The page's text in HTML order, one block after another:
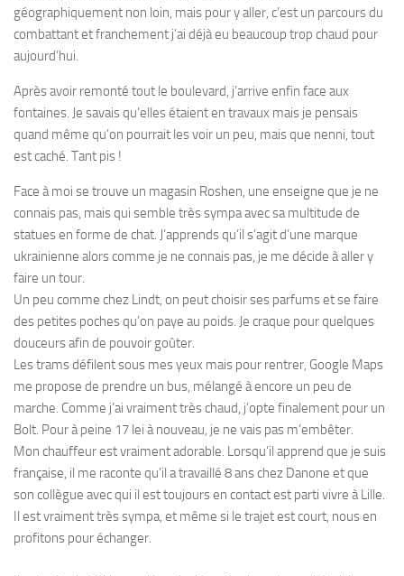
géographiquement non loin, mais pour y aller, c’est un parcours du
combattant et franchement j’ai déjà eu beaucoup trop chaud pour
aujourd’hui.
Après avoir remonté tout le boulevard, j’arrive enfin face aux
fontaines. Je savais qu’elles étaient en travaux mais je pensais
quand même qu’on pourrait les voir un peu, mais que nenni, tout
est caché. Tant pis !
Face à moi se trouve un magasin Roshen, une enseigne que je ne
connais pas, mais qui semble très sympa avec sa multitude de
statues en forme de chat. J’apprends qu’il s’agit d’une marque
ukrainienne alors comme je ne connais pas, je me décide à aller y
faire un tour.
Un peu comme chez Lindt, on peut choisir ses parfums et se faire
des petites poches qu’on paye au poids. Je craque pour quelques
douceurs afin de pouvoir goûter.
Les trams défilent sous mes yeux mais pour rentrer, Google Maps
me propose de prendre un bus, mélangé à encore un peu de
marche. Comme j’ai vraiment très chaud, j’opte finalement pour un
Bolt. Pour à peine 17 lei à nouveau, je ne vais pas m’embêter.
Mon chauffeur est vraiment adorable. Lorsqu’il apprend que je suis
française, il me raconte qu’il a travaillé 8 ans chez Danone et que
son collègue avec qui il est toujours en contact est parti vivre à Lille.
Il est vraiment très sympa, et même si le trajet est court, nous en
profitons pour échanger.